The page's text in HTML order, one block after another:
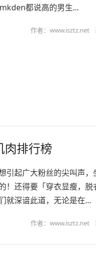
都说高的男生...
作者：www.isztz.net
肉排行榜
引起广大粉丝的尖叫声，
！还得要「穿衣显瘦，
就深谙此道，无论是在...
作者：www.isztz.net